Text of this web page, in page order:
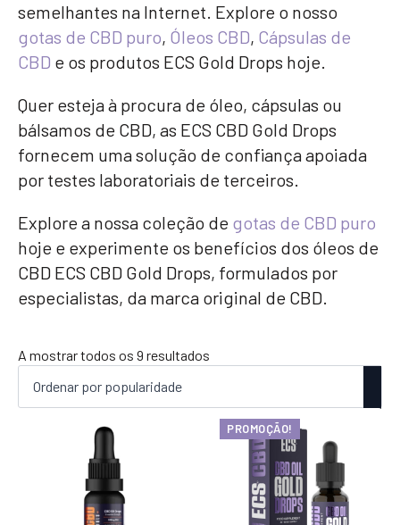
semelhantes na Internet. Explore o nosso
gotas de CBD puro, Óleos CBD, Cápsulas de
CBD e os produtos ECS Gold Drops hoje.
Quer esteja à procura de óleo, cápsulas ou
bálsamos de CBD, as ECS CBD Gold Drops
fornecem uma solução de confiança apoiada
por testes laboratoriais de terceiros.
Explore a nossa coleção de gotas de CBD puro
hoje e experimente os benefícios dos óleos de
CBD ECS CBD Gold Drops, formulados por
especialistas, da marca original de CBD.
A mostrar todos os 9 resultados
PROMOÇÃO!